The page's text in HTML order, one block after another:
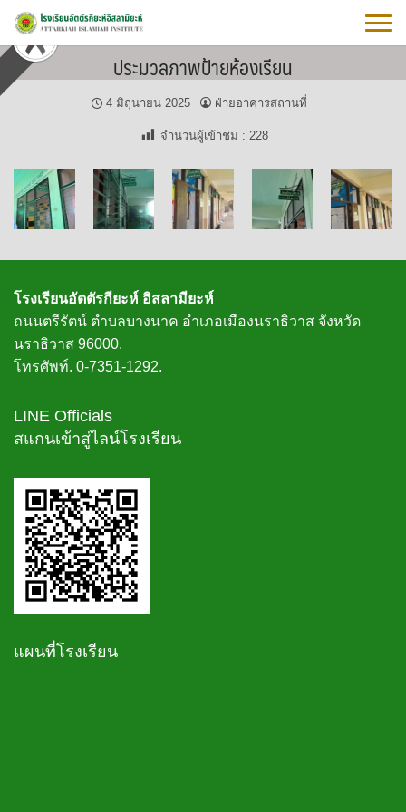
Skip
content
ประมวลภาพป้ายห้องเรียน
4 มิถุนายน 2025 ฝ่ายอาคารสถานที่
จำนวนผู้เข้าชม : 228
โรงเรียนอัตตัรกียะห์ อิสลามียะห์
ถนนตรีรัตน์ ตำบลบางนาค อำเภอเมืองนราธิวาส จังหวัด
นราธิวาส 96000.
โทรศัพท์. 0-7351-1292.
LINE Officials
สแกนเข้าสู่ไลน์โรงเรียน
แผนที่โรงเรียน